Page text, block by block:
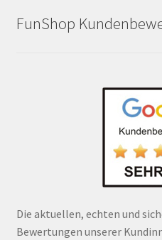
FunShop
Die aktuellen, echten und
Bewertungen unserer